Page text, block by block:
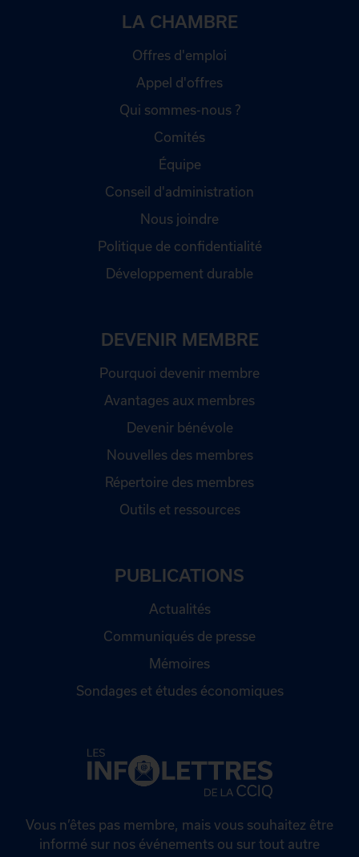
LA CHAMBRE
Offres d'emploi
Appel d'offres
Qui sommes-nous ?
Comités
Équipe
Conseil d'administration
Nous joindre
Politique de confidentialité
Développement durable
DEVENIR MEMBRE
Pourquoi devenir membre
Avantages aux membres
Devenir bénévole
Nouvelles des membres
Répertoire des membres
Outils et ressources
PUBLICATIONS
Actualités
Communiqués de presse
Mémoires
Sondages et études économiques
Vous n’êtes pas membre, mais vous souhaitez être
informé sur nos événements ou sur tout autre